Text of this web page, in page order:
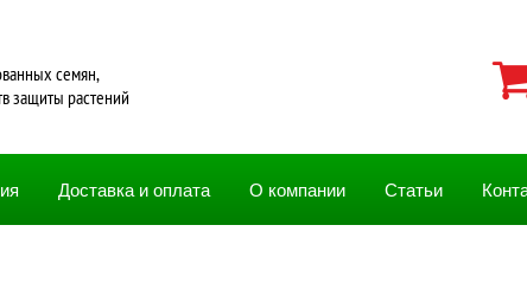
семян,
защиты растений
Доставка и оплата О компании Статьи